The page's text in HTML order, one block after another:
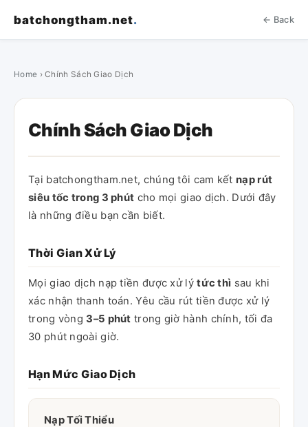
batchongtham.net. ← Back
Home › Chính Sách Giao Dịch
Chính Sách Giao Dịch
Tại batchongtham.net, chúng tôi cam kết nạp rút
siêu tốc trong 3 phút cho mọi giao dịch. Dưới đây
là những điều bạn cần biết.
Thời Gian Xử Lý
Mọi giao dịch nạp tiền được xử lýtức thì sau khi
xác nhận thanh toán. Yêu cầu rút tiền được xử lý
trong vòng 3–5 phút trong giờ hành chính, tối đa
30 phút ngoài giờ.
Hạn Mức Giao Dịch
Nạp Tối Thiểu